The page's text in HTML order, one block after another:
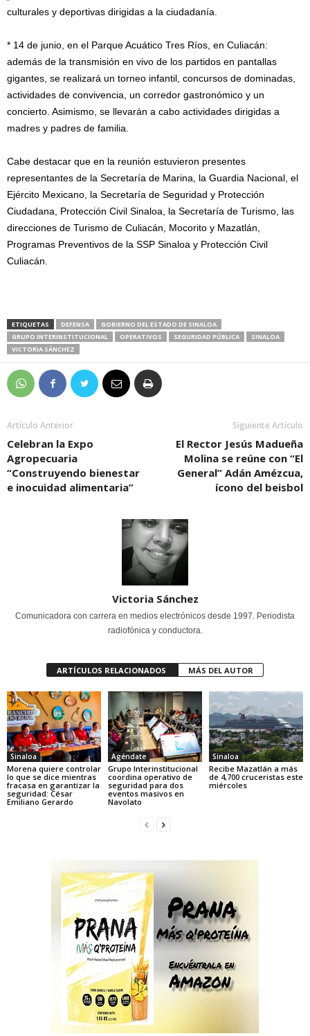
culturales y deportivas dirigidas a la ciudadanía.
* 14 de junio, en el Parque Acuático Tres Ríos, en Culiacán:
además de la transmisión en vivo de los partidos en pantallas
gigantes, se realizará un torneo infantil, concursos de dominadas,
actividades de convivencia, un corredor gastronómico y un
concierto. Asimismo, se llevarán a cabo actividades dirigidas a
madres y padres de familia.
Cabe destacar que en la reunión estuvieron presentes
representantes de la Secretaría de Marina, la Guardia Nacional, el
Ejército Mexicano, la Secretaría de Seguridad y Protección
Ciudadana, Protección Civil Sinaloa, la Secretaría de Turismo, las
direcciones de Turismo de Culiacán, Mocorito y Mazatlán,
Programas Preventivos de la SSP Sinaloa y Protección Civil
Culiacán.
ETIQUETAS DEFENSA
GOBIERNO DEL ESTADO DE SINALOA
GRUPO INTERINSTITUCIONAL
OPERATIVOS SEGURIDAD PÚBLICA
SINALOA
VICTORIA SÁNCHEZ
Artículo Anterior
Celebran la Expo
Agropecuaria
“Construyendo bienestar
e inocuidad alimentaria”
Siguiente Artículo
El Rector Jesús Madueña
Molina se reúne con “El
General” Adán Amézcua,
ícono del beisbol
Victoria Sánchez
Comunicadora con carrera en medios electrónicos desde 1997. Periodista
radiofónica y conductora.
ARTÍCULOS RELACIONADOS MÁS DEL AUTOR
Sinaloa
Morena quiere controlar
lo que se dice mientras
fracasa en garantizar la
seguridad: César
Emiliano Gerardo
Agéndate
Grupo Interinstitucional
coordina operativo de
seguridad para dos
eventos masivos en
Navolato
Sinaloa
Recibe Mazatlán a más
de 4,700 cruceristas este
miércoles